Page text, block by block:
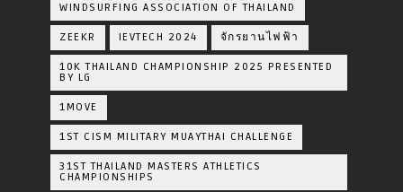
WINDSURFING ASSOCIATION OF THAILAND
ZEEKR IEVTECH 2024 จักรยานไฟฟ้า
10K THAILAND CHAMPIONSHIP 2025 PRESENTED
BY LG
1MOVE
1ST CISM MILITARY MUAYTHAI CHALLENGE
31ST THAILAND MASTERS ATHLETICS
CHAMPIONSHIPS